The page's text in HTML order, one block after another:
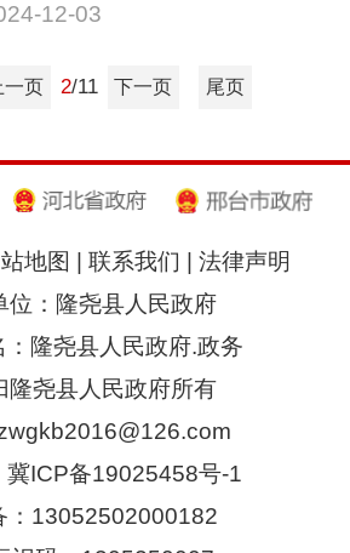
12-03
一页 2/11 下一页 尾页
地图 联系我们
法律声明
位：隆尧县人民政府
：隆尧县人民政府.政务
隆尧县人民政府所有
冀ICP备19025458号-1
：13052502000182